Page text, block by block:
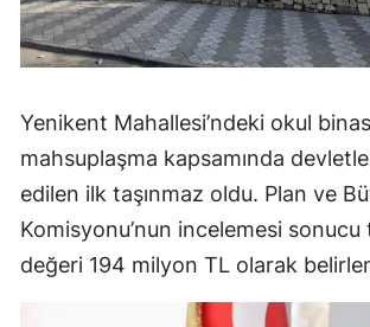
Yenikent Mahallesi’ndeki okul
mahsuplaşma kapsamında
edilen ilk taşınmaz oldu. Plan ve
Komisyonu’nun incelemesi sonucu
değeri 194 milyon TL olarak